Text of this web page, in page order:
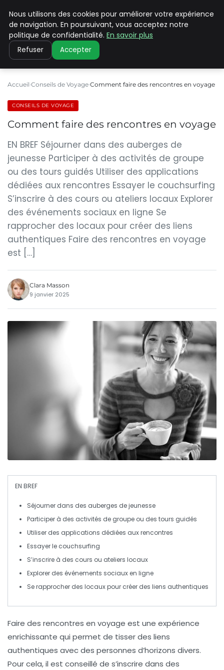
PILAT PATRIMOINES
Accueil Conseils de Voyage Comment faire des rencontres en voyage
CONSEILS DE VOYAGE
Comment faire des rencontres en voyage
EN BREF Séjourner dans des auberges de
jeunesse Participer à des activités de groupe
ou des tours guidés Utiliser des applications
dédiées aux rencontres Essayer le couchsurfing
S’inscrire à des cours ou ateliers locaux Explorer
des événements sociaux en ligne Se
rapprocher des locaux pour créer des liens
authentiques Faire des rencontres en voyage
est […]
Clara Masson
9 janvier 2025
EN BREF
Séjourner dans des auberges de jeunesse
Participer à des activités de groupe ou des tours guidés
Utiliser des applications dédiées aux rencontres
Essayer le couchsurfing
S’inscrire à des cours ou ateliers locaux
Explorer des événements sociaux en ligne
Se rapprocher des locauxpour créer des liens authentiques
Faire des rencontres en voyage est une expérience
enrichissante qui permet de tisser des liens
authentiques avec des personnes d’horizons divers.
Pour cela, il est conseillé de s’inscrire dans des
Nous utilisons des cookies pour améliorer votre expérience
de navigation. En poursuivant, vous acceptez notre
politique de confidentialité. En savoir plus
Refuser Accepter